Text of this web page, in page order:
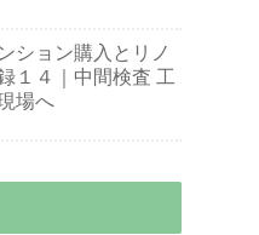
ション購入とリノ
１４｜中間検査 工
場へ